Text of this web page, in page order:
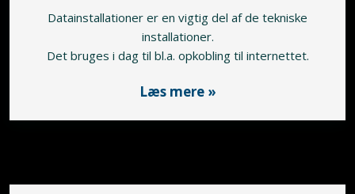
Datainstallationer er en vigtig del af de tekniske
installationer.
​Det bruges i dag til bl.a. opkobling til internettet.
Læs mere »